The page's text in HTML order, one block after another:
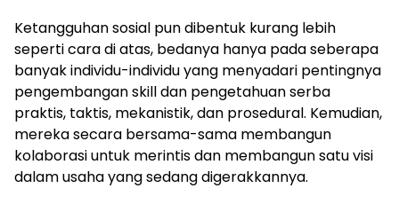
Ketangguhan sosial pun dibentuk kurang lebih
seperti cara di atas, bedanya hanya pada seberapa
banyak individu-individu yang menyadari pentingnya
pengembangan skill dan pengetahuan serba
praktis, taktis, mekanistik, dan prosedural. Kemudian,
mereka secara bersama-sama membangun
kolaborasi untuk merintis dan membangun satu visi
dalam usaha yang sedang digerakkannya.